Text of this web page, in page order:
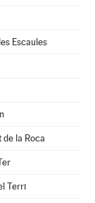
Escaules
de la Roca
Terri